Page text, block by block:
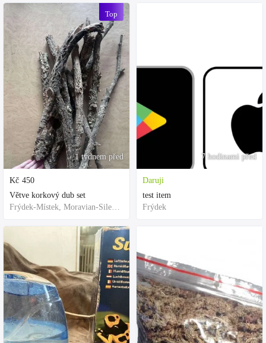
1 týdnem před
Top
Kč 450
Větve korkový dub set
Frýdek-Místek, Moravian-Silesian Region,Others
7 hodinami před
Daruji
test item
Frýdek